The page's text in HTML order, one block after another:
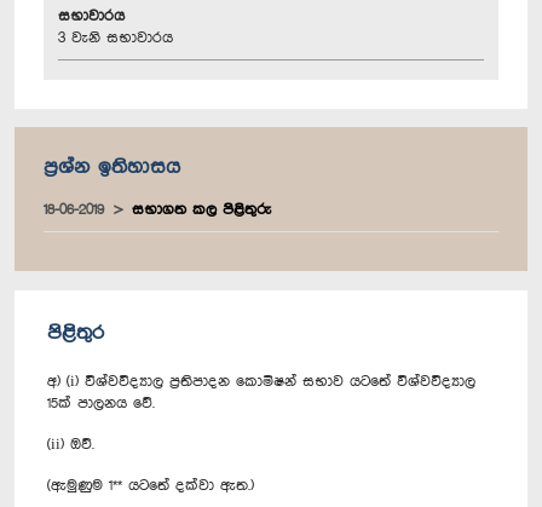
සභාවාරය
3 වැනි සභාවාරය
ප්‍රශ්න ඉතිහාසය
18-06-2019 සභාගත කල පිළිතුරු
පිළිතුර
අ) (i) විශ්වවිද්‍යාල ප්‍රතිපාදන කොමිෂන් සභාව යටතේ විශ්වවිද්‍යාල
15ක් පාලනය වේ.
(ii) ඔව්.
(ඇමුණුම 1** යටතේ දක්වා ඇත.)